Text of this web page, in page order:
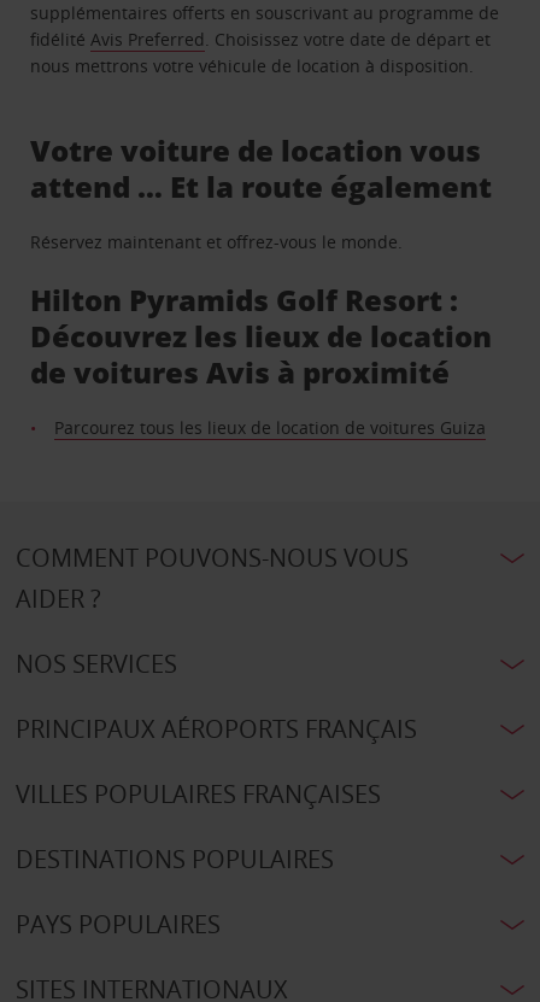
supplémentaires offerts en souscrivant au programme de
fidélitéAvis Preferred. Choisissez votre date de départ et
nous mettrons votre véhicule de location à disposition.
Votre voiture de location vous
attend … Et la route également
Réservez maintenant et offrez-vous le monde.
Hilton Pyramids Golf Resort :
Découvrez les lieux de location
de voitures Avis à proximité
Parcourez tous les lieux de location de voitures Guiza
COMMENT POUVONS-NOUS VOUS
AIDER ?
NOS SERVICES
PRINCIPAUX AÉROPORTS FRANÇAIS
VILLES POPULAIRES FRANÇAISES
DESTINATIONS POPULAIRES
PAYS POPULAIRES
SITES INTERNATIONAUX